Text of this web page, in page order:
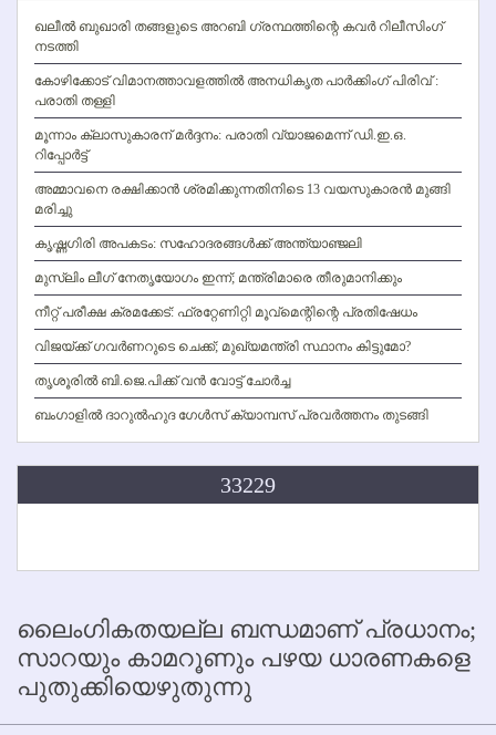
ഖലീല്‍ ബുഖാരി തങ്ങളുടെ അറബി ഗ്രന്ഥത്തിന്റെ കവര്‍ റിലീസിംഗ്
നടത്തി
കോഴിക്കോട് വിമാനത്താവളത്തില്‍ അനധികൃത പാര്‍ക്കിംഗ് പിരിവ് :
പരാതി തള്ളി
മൂന്നാം ക്ലാസുകാരന് മര്‍ദ്ദനം: പരാതി വ്യാജമെന്ന് ഡി.ഇ.ഒ.
റിപ്പോര്‍ട്ട്
അമ്മാവനെ രക്ഷിക്കാന്‍ ശ്രമിക്കുന്നതിനിടെ 13 വയസുകാരന്‍ മുങ്ങി
മരിച്ചു
കൃഷ്ണഗിരി അപകടം: സഹോദരങ്ങള്‍ക്ക് അന്ത്യാഞ്ജലി
മുസ്ലിം ലീഗ് നേതൃയോഗം ഇന്ന്; മന്ത്രിമാരെ തീരുമാനിക്കും
നീറ്റ് പരീക്ഷ ക്രമക്കേട്: ഫ്രറ്റേണിറ്റി മൂവ്‌മെന്റിന്റെ പ്രതിഷേധം
വിജയ്ക്ക് ഗവര്‍ണറുടെ ചെക്ക്; മുഖ്യമന്ത്രി സ്ഥാനം കിട്ടുമോ?
തൃശൂരില്‍ ബി.ജെ.പിക്ക് വന്‍ വോട്ട് ചോര്‍ച്ച
ബംഗാളില്‍ ദാറുല്‍ഹുദ ഗേള്‍സ് ക്യാമ്പസ് പ്രവര്‍ത്തനം തുടങ്ങി
33229
ലൈംഗികതയല്ല ബന്ധമാണ് പ്രധാനം;
സാറയും കാമറൂണും പഴയ ധാരണകളെ
പുതുക്കിയെഴുതുന്നു